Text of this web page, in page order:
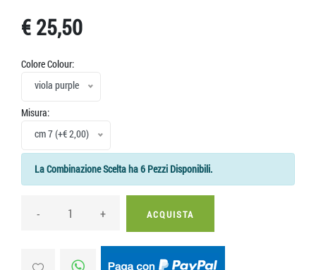
€ 25,50
Colore Colour:
viola purple
Misura:
cm 7 (+€ 2,00)
La Combinazione Scelta ha 6 Pezzi Disponibili.
- + ACQUISTA